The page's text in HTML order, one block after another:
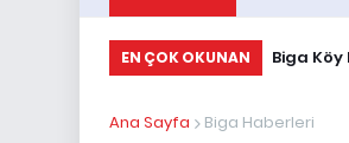
EN ÇOK OKUNAN Biga
Ana Sayfa Biga Haberleri